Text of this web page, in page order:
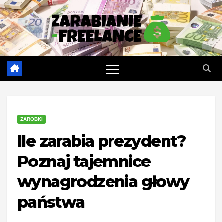
Skip
to
content
ZAROBKI
Ile zarabia prezydent?
Poznaj tajemnice
wynagrodzenia głowy
państwa